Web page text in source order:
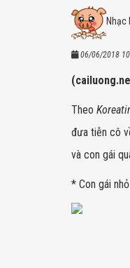
Nhạc
06/06/2018
Theo
đưa tiễn cô
và con gái
* Con gái